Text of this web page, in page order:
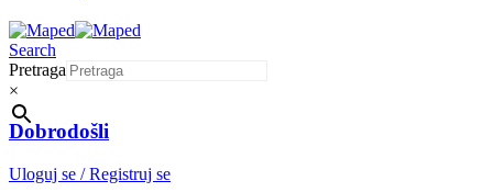
Search
Pretraga
×
Dobrodošli
Uloguj se / Registruj se